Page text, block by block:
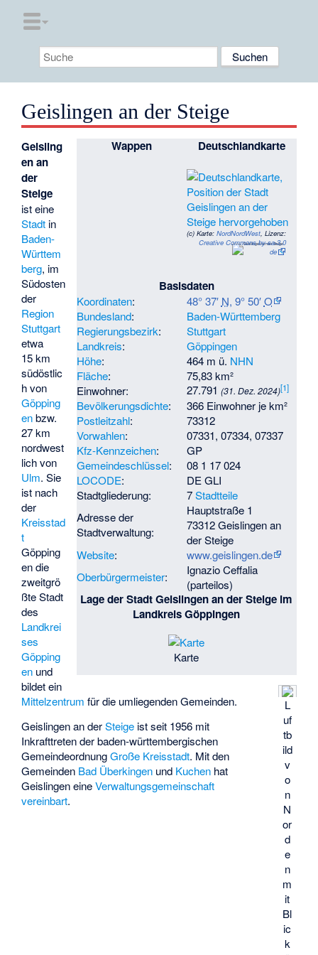
Geislingen an der Steige
Wappen Deutschlandkarte
(c) Karte: NordNordWest, Lizenz:
Creative Commons by-sa-3.0
de
Basisdaten
Koordinaten: 48° 37′ N, 9° 50′O
Bundesland:
Baden-Württemberg
Regierungsbezirk:
Stuttgart
Landkreis:
Göppingen
Höhe: 464 m ü. NHN
Fläche:
75,83 km²
Einwohner:
27.791 (31. Dez. 2024)[1]
Bevölkerungsdichte:
366 Einwohner je km²
Postleitzahl:
73312
Vorwahlen:
07331, 07334, 07337
Kfz-Kennzeichen:
GP
Gemeindeschlüssel:
08 1 17 024
LOCODE:
DE GLI
Stadtgliederung:
7Stadtteile
Adresse der
Stadtverwaltung:
Hauptstraße 1
73312 Geislingen an
der Steige
Website:
www.geislingen.de
Oberbürgermeister:
Ignazio Ceffalia
(parteilos)
Lage der Stadt Geislingen an der Steige im
Landkreis Göppingen
Karte
L
uf
tb
ild
v
o
n
N
or
d
e
n
m
it
Bl
ic
k
Geisling
en an
der
Steige
ist eine
Stadt in
Baden-
Württem
berg, im
Südosten
der
Region
Stuttgart
etwa
15 km
südöstlic
h von
Göpping
enbzw.
27 km
nordwest
lich von
Ulm. Sie
ist nach
der
Kreisstad
t
Göpping
en die
zweitgrö
ßte Stadt
des
Landkrei
ses
Göpping
en und
bildet ein
Mittelzentrum für die umliegenden Gemeinden.
Geislingen an derSteige ist seit 1956 mit
Inkrafttreten der baden-württembergischen
GemeindeordnungGroße Kreisstadt. Mit den
Gemeinden Bad Überkingen und Kuchen hat
Geislingen eineVerwaltungsgemeinschaft
vereinbart.